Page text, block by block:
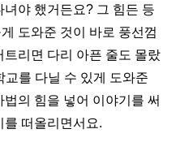
녀야 했거든요? 그 힘든 등
도와준 것이 바로 풍선껌
트리면 다리 아픈 줄도 몰랐
교를 다닐 수 있게 도와준
법의 힘을 넣어 이야기를 써
를 떠올리면서요.